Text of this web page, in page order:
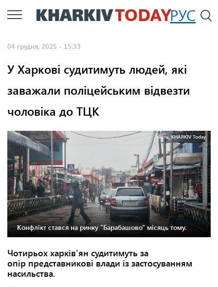
Перейти
до
РУС
04 грудня, 2025 - 15:33
У Харкові судитимуть людей, які
заважали поліцейським відвезти
чоловіка до ТЦК
Фото: KHARKIV Today
Конфлікт стався на ринку "Барабашово" місяць тому.
Чотирьох харків'ян судитимуть за
опір представникові влади із застосуванням
насильства.